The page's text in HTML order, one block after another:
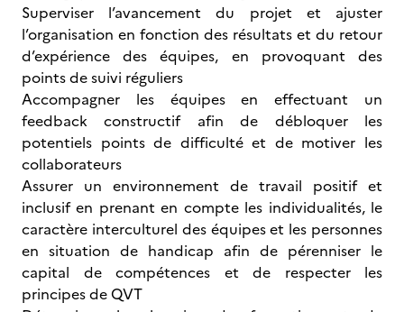
Superviser l’avancement du projet et ajuster
l’organisation en fonction des résultats et du retour
d’expérience des équipes, en provoquant des
points de suivi réguliers
Accompagner les équipes en effectuant un
feedback constructif afin de débloquer les
potentiels points de difficulté et de motiver les
collaborateurs
Assurer un environnement de travail positif et
inclusif en prenant en compte les individualités, le
caractère interculturel des équipes et les personnes
en situation de handicap afin de pérenniser le
capital de compétences et de respecter les
principes de QVT